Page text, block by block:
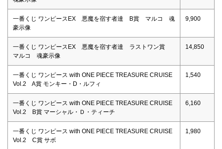
一番くじ ワンピースEX 悪魔を宿す者達 B賞 マルコ 魂
豪示像
9,900
一番くじ ワンピースEX 悪魔を宿す者達 ラストワン賞
マルコ 魂豪示像
14,850
一番くじ ワンピース with ONE PIECE TREASURE CRUISE
Vol.2 A賞 モンキー・D・ルフィ
1,540
一番くじ ワンピース with ONE PIECE TREASURE CRUISE
Vol.2 B賞 マーシャル・Ｄ・ティーチ
6,160
一番くじ ワンピース with ONE PIECE TREASURE CRUISE
Vol.2 C賞 サボ
1,980